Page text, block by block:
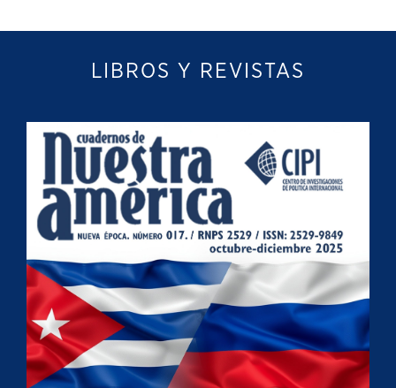
LIBROS Y REVISTAS